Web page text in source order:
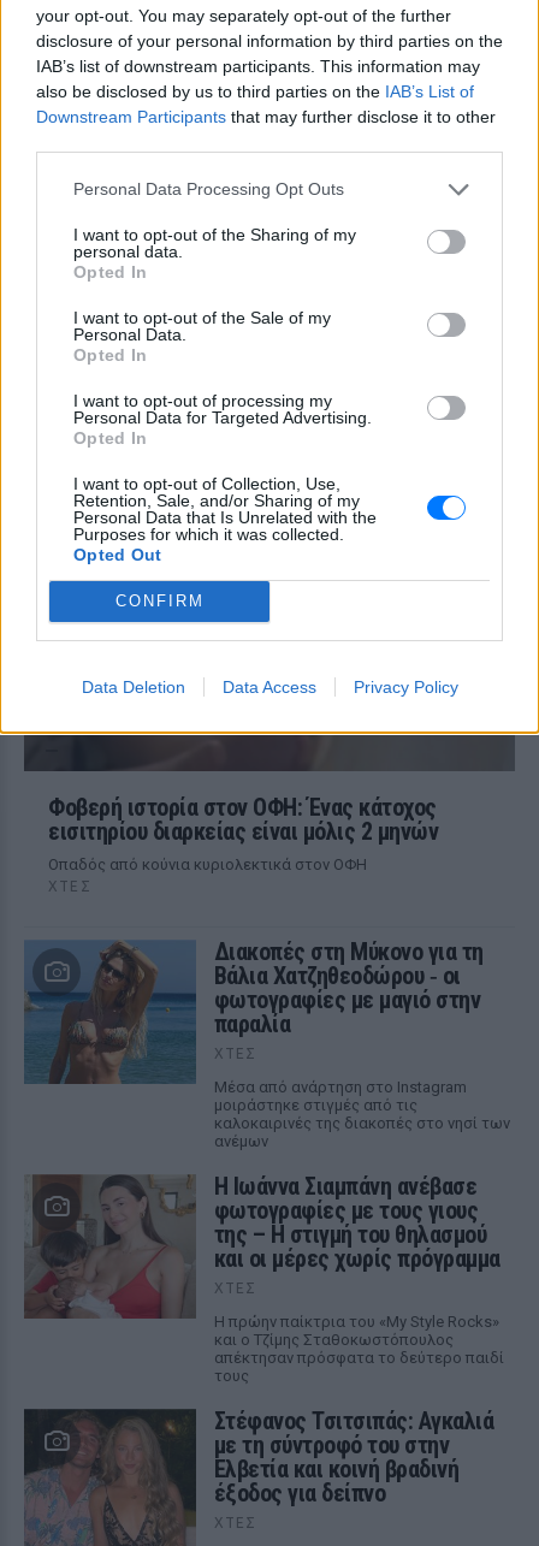
your opt-out. You may separately opt-out of the further
disclosure of your personal information by third parties on the
IAB’s list of downstream participants. This information may
also be disclosed by us to third parties on the IAB’s List of
Downstream Participants that may further disclose it to other
Personal Data Processing Opt Outs
I want to opt-out of the Sharing of my
personal data.
Opted In
I want to opt-out of the Sale of my
Personal Data.
Opted In
I want to opt-out of processing my
Personal Data for Targeted Advertising.
Opted In
I want to opt-out of Collection, Use,
Retention, Sale, and/or Sharing of my
Personal Data that Is Unrelated with the
Purposes for which it was collected.
Opted Out
CONFIRM
Data Deletion Data Access Privacy Policy
τις πόζες της
ΠΡΙΝ 10 ΏΡΕΣ
Το μοντέλο μοιράστηκε φωτογραφίες
από τις καλοκαιρινές της διακοπές στο
νησί των Κυκλάδων
Ιωάννα Τούνη: «Έβγαλα όλο το
βράδυ στο νοσοκομείο με ορούς
και αντιβιώσεις»
ΠΡΙΝ 10 ΏΡΕΣ
ώρες που πέρασε.
στην Κέρκυρα: «Θα σηκωθώ πιο
δυνατός»
Ο ηθοποιός και χορευτής μοιράστηκε
στο Instagram μια φωτογραφία από
πρόσφατη εξέτασή του, με ένα μήνυμα
θάρρους
Φοβερή ιστορία στον ΟΦΗ: Ένας κάτοχος
εισιτηρίου διαρκείας είναι μόλις 2 μηνών
Οπαδός από κούνια κυριολεκτικά στον ΟΦΗ
ΧΤΕΣ
Διακοπές στη Μύκονο για τη
Βάλια Χατζηθεοδώρου ‑ οι
φωτογραφίες με μαγιό στην
παραλία
ΧΤΕΣ
Μέσα από ανάρτηση στο Instagram
μοιράστηκε στιγμές από τις
καλοκαιρινές της διακοπές στο νησί των
ανέμων
H Ιωάννα Σιαμπάνη ανέβασε
φωτογραφίες με τους γιους
της – Η στιγμή του θηλασμού
και οι μέρες χωρίς πρόγραμμα
ΧΤΕΣ
Η πρώην παίκτρια του «My Style Rocks»
και ο Τζίμης Σταθοκωστόπουλος
απέκτησαν πρόσφατα το δεύτερο παιδί
τους
Στέφανος Τσιτσιπάς: Αγκαλιά
με τη σύντροφό του στην
Ελβετία και κοινή βραδινή
έξοδος για δείπνο
ΧΤΕΣ